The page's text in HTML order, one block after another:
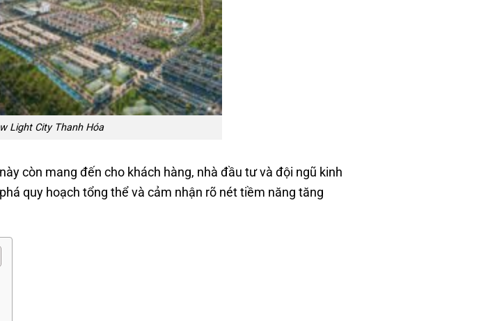
Light City Thanh Hóa
còn mang đến cho khách hàng, nhà đầu tư và đội ngũ kinh
quy hoạch tổng thể và cảm nhận rõ nét tiềm năng tăng